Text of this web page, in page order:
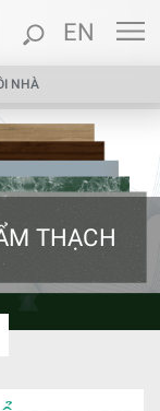
EN
NHÀ
THẠCH